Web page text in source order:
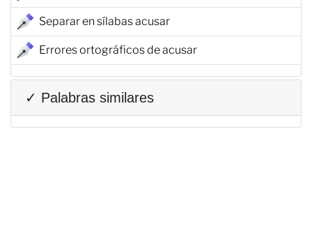
Separar en sílabas acusar
Errores ortográficos de acusar
✓ Palabras similares